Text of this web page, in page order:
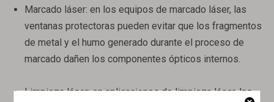
Marcado láser: en los equipos de marcado láser, las
ventanas protectoras pueden evitar que los fragmentos
de metal y el humo generado durante el proceso de
marcado dañen los componentes ópticos internos.
Limpieza láser: en aplicaciones de limpieza láser, las
Ventanas Brewster Ventanas de silicio